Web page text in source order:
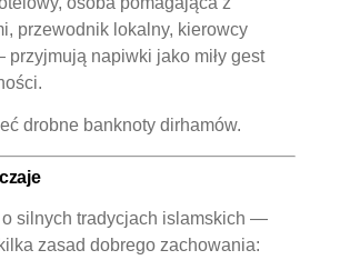
przewodnik lokalny, kierowcy
przyjmują napiwki jako miły gest
drobne banknoty dirhamów.
o silnych tradycjach islamskich —
zasad dobrego zachowania: